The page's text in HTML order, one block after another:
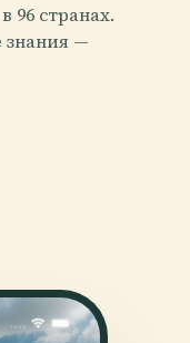
96 странах.
знания —